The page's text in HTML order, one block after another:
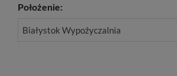
Położenie:
Białystok Wypożyczalnia